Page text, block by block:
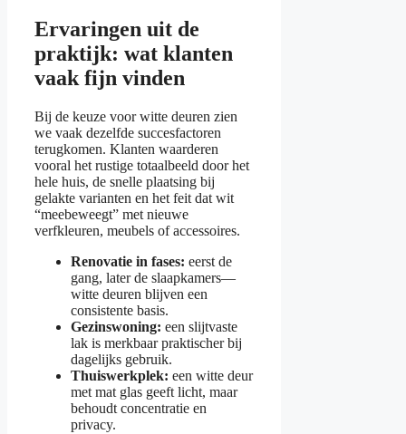
Ervaringen uit de
praktijk: wat klanten
vaak fijn vinden
Bij de keuze voor witte deuren zien
we vaak dezelfde succesfactoren
terugkomen. Klanten waarderen
vooral het rustige totaalbeeld door het
hele huis, de snelle plaatsing bij
gelakte varianten en het feit dat wit
“meebeweegt” met nieuwe
verfkleuren, meubels of accessoires.
Renovatie in fases: eerst de
gang, later de slaapkamers—
witte deuren blijven een
consistente basis.
Gezinswoning: een slijtvaste
lak is merkbaar praktischer bij
dagelijks gebruik.
Thuiswerkplek: een witte deur
met mat glas geeft licht, maar
behoudt concentratie en
privacy.